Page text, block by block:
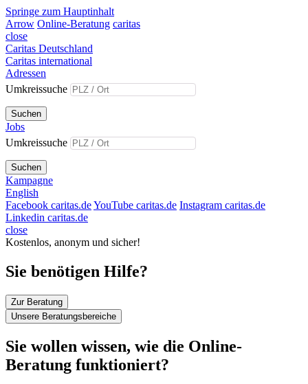
Springe zum Hauptinhalt
Arrow Online-Beratung caritas
close
Caritas Deutschland
Caritas international
Adressen
Umkreissuche
Suchen
Jobs
Umkreissuche
Suchen
Kampagne
English
Facebook caritas.deYouTube caritas.de Instagram caritas.de
Linkedin caritas.de
close
Kostenlos, anonym und sicher!
Sie benötigen Hilfe?
Zur Beratung
Unsere Beratungsbereiche
Sie wollen wissen, wie die Online-
Beratung funktioniert?